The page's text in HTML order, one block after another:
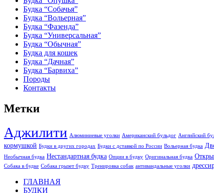
Будка “Собачья”
Будка “Вольерная”
Будка “Фазенда”
Будка “Универсальная”
Будка “Обычная”
Будка для кошек
Будка “Дачная”
Будка “Барвиха”
Породы
Контакты
Метки
Аджилити Алюминиевые уголки Американский бульдог Английский
кормушкой Будки в других городах Будки с дставкой по России Вольерная будка
Необычная будка Нестандартная будка Опции в будку Оригинальная будка
Собака в будке Собака грызет будку Тренировка собак антивандальные уголки
ГЛАВНАЯ
БУДКИ